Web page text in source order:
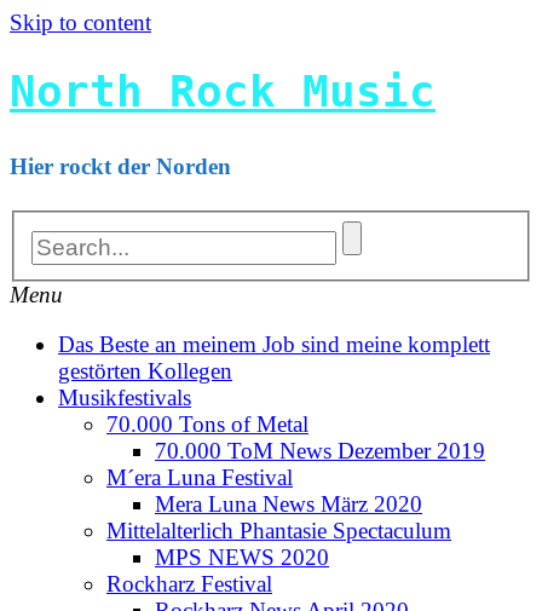
Skip to content
North Rock Music
Hier rockt der Norden
Menu
Das Beste an meinem Job sind meine komplett
gestörten Kollegen
Musikfestivals
70.000 Tons of Metal
70.000 ToM News Dezember 2019
M´era Luna Festival
Mera Luna News März 2020
Mittelalterlich Phantasie Spectaculum
MPS NEWS 2020
Rockharz Festival